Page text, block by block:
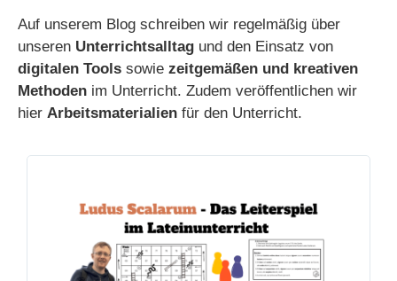
Auf unserem Blog schreiben wir regelmäßig über
unseren Unterrichtsalltag und den Einsatz von
digitalen Tools sowie zeitgemäßen und kreativen
Methoden im Unterricht. Zudem veröffentlichen wir
hier Arbeitsmaterialien für den Unterricht.